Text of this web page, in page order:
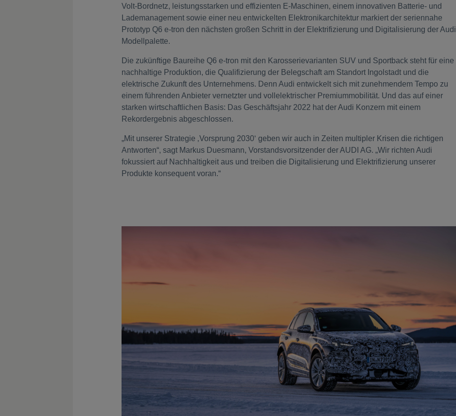
Volt-Bordnetz, leistungsstarken und effizienten E-Maschinen, einem innovativen Batterie- und
Lademanagement sowie einer neu entwickelten Elektronikarchitektur markiert der seriennahe
Prototyp Q6 e-tron den nächsten großen Schritt in der Elektrifizierung und Digitalisierung der Audi
Modellpalette.
Die zukünftige Baureihe Q6 e-tron mit den Karosserievarianten SUV und Sportback steht für eine
nachhaltige Produktion, die Qualifizierung der Belegschaft am Standort Ingolstadt und die
elektrische Zukunft des Unternehmens. Denn Audi entwickelt sich mit zunehmendem Tempo zu
einem führenden Anbieter vernetzter und vollelektrischer Premiummobilität. Und das auf einer
starken wirtschaftlichen Basis: Das Geschäftsjahr 2022 hat der Audi Konzern mit einem
Rekordergebnis abgeschlossen.
„Mit unserer Strategie ‚Vorsprung 2030‘ geben wir auch in Zeiten multipler Krisen die richtigen
Antworten“, sagt Markus Duesmann, Vorstandsvorsitzender der AUDI AG. „Wir richten Audi
fokussiert auf Nachhaltigkeit aus und treiben die Digitalisierung und Elektrifizierung unserer
Produkte konsequent voran.“